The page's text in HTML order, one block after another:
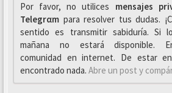
Por favor, no utilices mensajes
Telegrαm para resolver tus dudas.
sentido es transmitir sabiduría. Si
mañana no estará disponible.
comunidad en internet. De estar
encontrado nada. Abre un post y